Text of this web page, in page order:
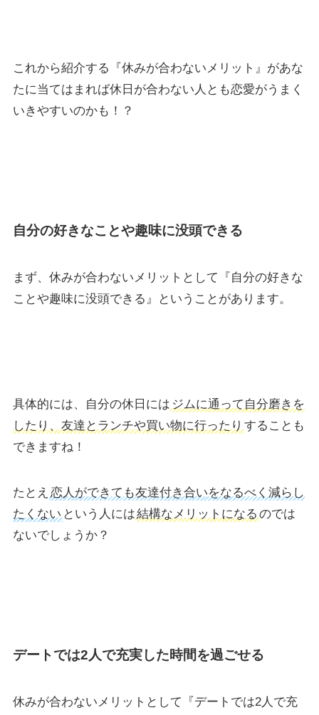
これから紹介する『休みが合わないメリット』があな
たに当てはまれば休日が合わない人とも恋愛がうまく
いきやすいのかも！？
自分の好きなことや趣味に没頭できる
まず、休みが合わないメリットとして『自分の好きな
ことや趣味に没頭できる』ということがあります。
具体的には、自分の休日には ジムに通って自分磨きを
したり、友達とランチや買い物に行ったり することも
できますね！
たとえ 恋人ができても友達付き合いをなるべく減らし
たくない という人には結構なメリットになる のでは
ないでしょうか？
デートでは2人で充実した時間を過ごせる
休みが合わないメリットとして『デートでは2人で充